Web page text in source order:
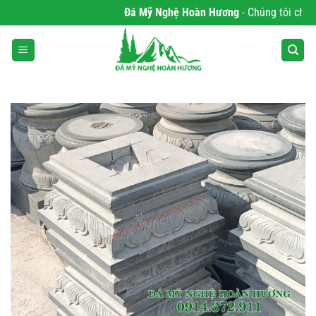
qua
nội
dung
Đá Mỹ Nghệ Hoàn Hương- Chúng tôi